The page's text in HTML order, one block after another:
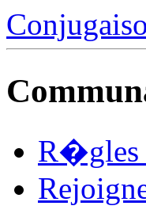
R�gles